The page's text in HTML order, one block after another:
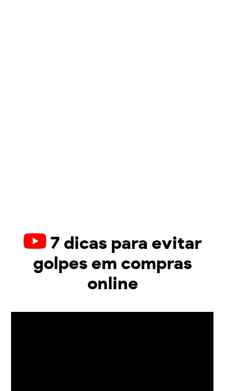
7 dicas para evitar
golpes em compras
online